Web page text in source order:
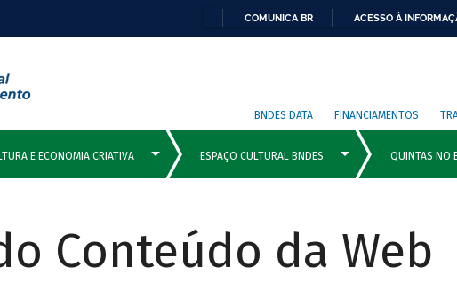
COMUNICA BR ACESSO À
BNDES DATA FINANCIAMENTOS
Conteúdo da Web